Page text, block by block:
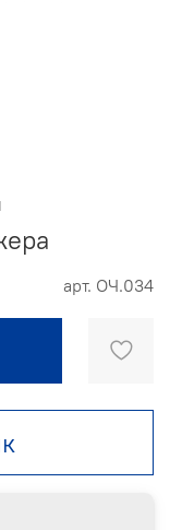
арт. ОЧ.034